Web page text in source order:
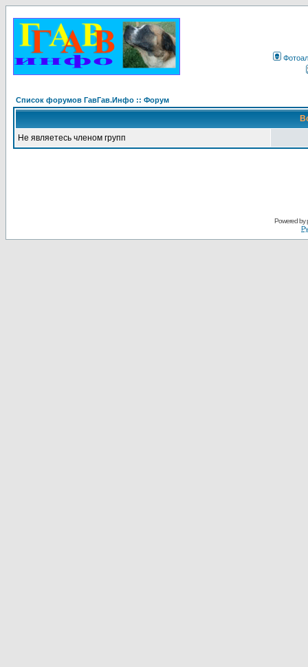
Список форумов ГавГав.Инфо :: Форум
Не являетесь членом групп
Powered by